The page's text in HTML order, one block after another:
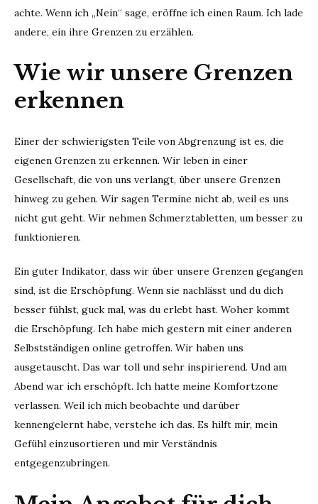
achte. Wenn ich „Nein“ sage, eröffne ich einen Raum. Ich lade
andere, ein ihre Grenzen zu erzählen.
Wie wir unsere Grenzen
erkennen
Einer der schwierigsten Teile von Abgrenzung ist es, die
eigenen Grenzen zu erkennen. Wir leben in einer
Gesellschaft, die von uns verlangt, über unsere Grenzen
hinweg zu gehen. Wir sagen Termine nicht ab, weil es uns
nicht gut geht. Wir nehmen Schmerztabletten, um besser zu
funktionieren.
Ein guter Indikator, dass wir über unsere Grenzen gegangen
sind, ist die Erschöpfung. Wenn sie nachlässt und du dich
besser fühlst, guck mal, was du erlebt hast. Woher kommt
die Erschöpfung. Ich habe mich gestern mit einer anderen
Selbstständigen online getroffen. Wir haben uns
ausgetauscht. Das war toll und sehr inspirierend. Und am
Abend war ich erschöpft. Ich hatte meine Komfortzone
verlassen. Weil ich mich beobachte und darüber
kennengelernt habe, verstehe ich das. Es hilft mir, mein
Gefühl einzusortieren und mir Verständnis
entgegenzubringen.